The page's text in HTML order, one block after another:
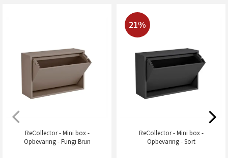
ReCollector - Mini box -
Opbevaring - Fungi Brun
21%
ReCollector - Mini box -
Opbevaring - Sort